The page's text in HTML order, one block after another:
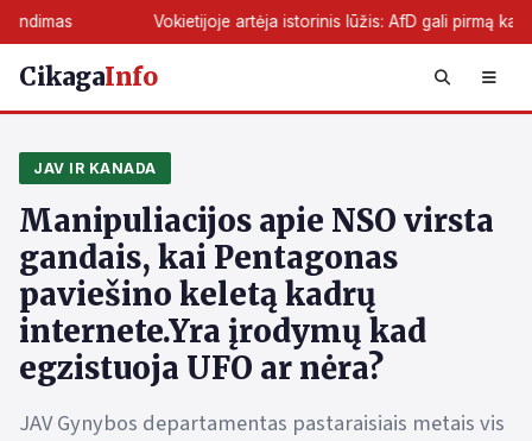
Vokietijoje artėja istorinis lūžis: AfD gali pirmą kartą perimti
CikagaInfo
JAV IR KANADA
Manipuliacijos apie NSO virsta
gandais, kai Pentagonas
paviešino keletą kadrų
internete.Yra įrodymų kad
egzistuoja UFO ar nėra?
JAV Gynybos departamentas pastaraisiais metais vis